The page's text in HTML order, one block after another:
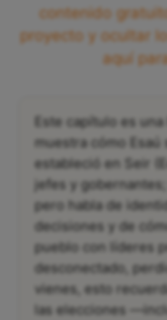
contenido
proyecto y ocultar
aquí
Este capítulo es
muestra cómo Esaú
estableció en Seir
jefes y
pero habla de
decisiones y de
pueblo con líderes
desconectado,
vienes, esto
las elecciones